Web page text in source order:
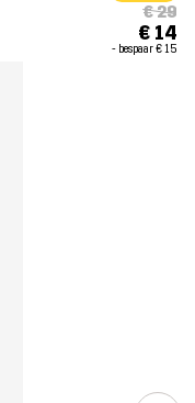
€ 29
€ 14
- bespaar€ 15